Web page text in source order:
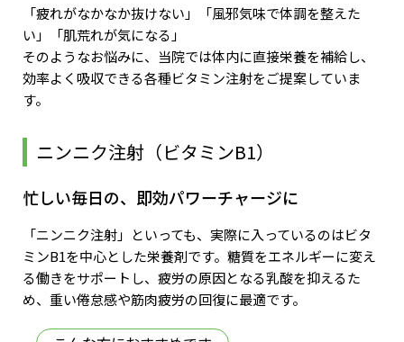
「疲れがなかなか抜けない」「風邪気味で体調を整えた
い」「肌荒れが気になる」
そのようなお悩みに、当院では体内に直接栄養を補給し、
効率よく吸収できる各種ビタミン注射をご提案していま
す。
ニンニク注射（ビタミンB1）
忙しい毎日の、即効パワーチャージに
「ニンニク注射」といっても、実際に入っているのはビタ
ミンB1を中心とした栄養剤です。糖質をエネルギーに変え
る働きをサポートし、疲労の原因となる乳酸を抑えるた
め、重い倦怠感や筋肉疲労の回復に最適です。